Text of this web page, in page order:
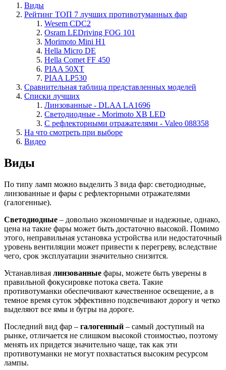
Виды
Рейтинг ТОП 7 лучших противотуманных фар
Wesem CDC2
Osram LEDriving FOG 101
Morimoto Mini H1
Hella Micro DE
Hella Comet FF 450
PIAA 50XT
PIAA LP530
Сравнительная таблица представленных моделей
Списки лучших
Линзованные - DLAA LA1696
Светодиодные - Morimoto XB LED
С рефлекторными отражателями - Valeo 088358
На что смотреть при выборе
Видео
Виды
По типу ламп можно выделить 3 вида фар: светодиодные,
линзованные и фары с рефлекторными отражателями
(галогенные).
Светодиодные – довольно экономичные и надежные, однако,
цена на такие фары может быть достаточно высокой. Помимо
этого, неправильная установка устройства или недостаточный
уровень вентиляции может привести к перегреву, вследствие
чего, срок эксплуатации значительно снизится.
Устанавливая линзованные фары, можете быть уверены в
правильной фокусировке потока света. Такие
противотуманки обеспечивают качественное освещение, а в
темное время суток эффективно подсвечивают дорогу и четко
выделяют все ямы и бугры на дороге.
Последний вид фар – галогенный – самый доступный на
рынке, отличается не слишком высокой стоимостью, поэтому
менять их придется значительно чаще, так как эти
противотуманки не могут похвастаться высоким ресурсом
лампы.